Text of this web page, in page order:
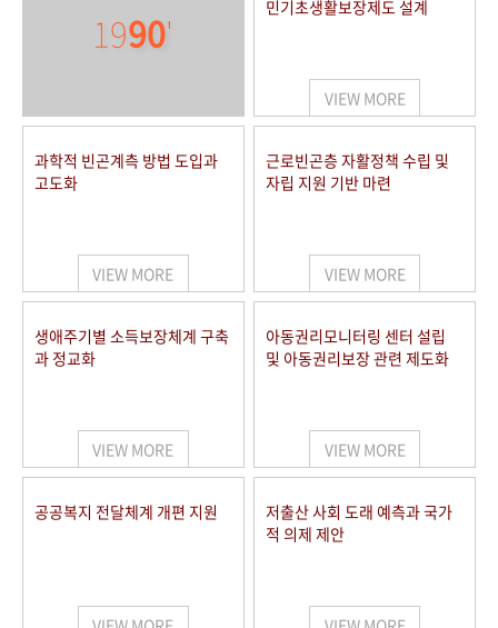
1990'
민기초생활보장제도 설계
VIEW MORE
과학적 빈곤계측 방법 도입과
고도화
VIEW MORE
근로빈곤층 자활정책 수립 및
자립 지원 기반 마련
VIEW MORE
생애주기별 소득보장체계 구축
과 정교화
VIEW MORE
아동권리모니터링 센터 설립
및 아동권리보장 관련 제도화
VIEW MORE
공공복지 전달체계 개편 지원
저출산 사회 도래 예측과 국가
적 의제 제안